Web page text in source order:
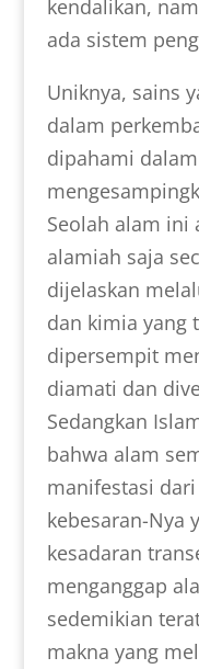
kendalikan,
ada sistem
Uniknya, sains
dalam
dipahami
Seolah alam ini
alamiah saja
dijelaskan
dan kimia yang
dipersempit
diamati dan
Sedangkan
bahwa alam
manifestasi
kebesaran-Nya
kesadaran
menganggap
sedemikian
makna yang